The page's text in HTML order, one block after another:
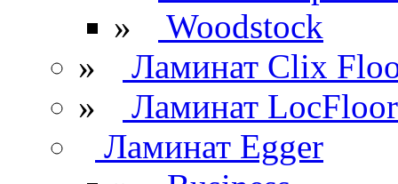
»
Woodstock
»
Ламинат Clix
»
Ламинат LocFloor
Ламинат Egger